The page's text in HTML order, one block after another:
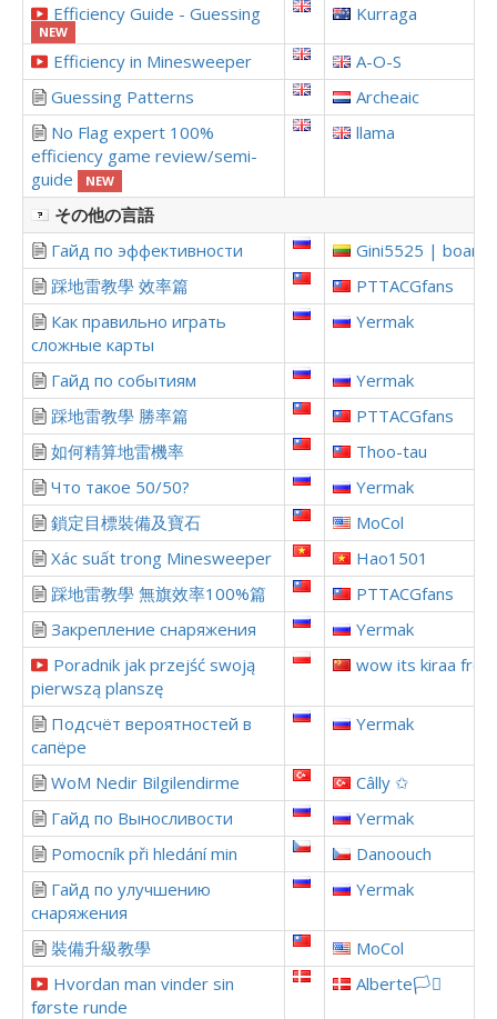
Efficiency Guide - Guessing
NEW
Kurraga
Efficiency in Minesweeper
A-O-S
Guessing Patterns
Archeaic
No Flag expert 100%
efficiency game review/semi-
guide
NEW
llama
その他の言語
Гайд по эффективности
Gini5525 |
踩地雷教學 效率篇
PTTACGfans
Как правильно играть
сложные карты
Yermak
Гайд по событиям
Yermak
踩地雷教學 勝率篇
PTTACGfans
如何精算地雷機率
Thoo-tau
Что такое 50/50?
Yermak
鎖定目標裝備及寶石
MoCol
Xác suất trong Minesweeper
Hao1501
踩地雷教學 無旗效率100%篇
PTTACGfans
Закрепление снаряжения
Yermak
Poradnik jak przejść swoją
pierwszą planszę
wow its kiraa
Подсчёт вероятностей в
сапёре
Yermak
WoM Nedir Bilgilendirme
Câlly ✩
Гайд по Выносливости
Yermak
Pomocník při hledání min
Danoouch
Гайд по улучшению
снаряжения
Yermak
裝備升級教學
MoCol
Hvordan man vinder sin
første runde
Alberte🏳️‍⚧️